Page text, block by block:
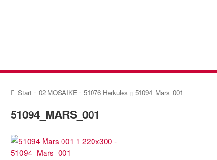
Start 02 MOSAIKE 51076 Herkules 51094_Mars_001
51094_MARS_001